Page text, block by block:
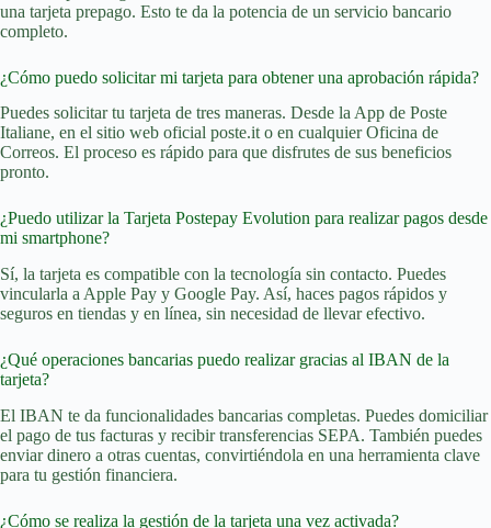
una tarjeta prepago. Esto te da la potencia de un servicio bancario
completo.
¿Cómo puedo solicitar mi tarjeta para obtener una aprobación rápida?
Puedes solicitar tu tarjeta de tres maneras. Desde la App de Poste
Italiane, en el sitio web oficial poste.it o en cualquier Oficina de
Correos. El proceso es rápido para que disfrutes de sus beneficios
pronto.
¿Puedo utilizar la Tarjeta Postepay Evolution para realizar pagos desde
mi smartphone?
Sí, la tarjeta es compatible con la tecnología sin contacto. Puedes
vincularla a Apple Pay y Google Pay. Así, haces pagos rápidos y
seguros en tiendas y en línea, sin necesidad de llevar efectivo.
¿Qué operaciones bancarias puedo realizar gracias al IBAN de la
tarjeta?
El IBAN te da funcionalidades bancarias completas. Puedes domiciliar
el pago de tus facturas y recibir transferencias SEPA. También puedes
enviar dinero a otras cuentas, convirtiéndola en una herramienta clave
para tu gestión financiera.
¿Cómo se realiza la gestión de la tarjeta una vez activada?